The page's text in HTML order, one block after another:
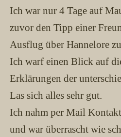
Ich war nur 4 Tage auf
zuvor den Tipp einer
Ausflug über Hannelore
Ich warf einen Blick auf
Erklärungen der
Las sich alles sehr gut.
Ich nahm per Mail
und war überrascht wie